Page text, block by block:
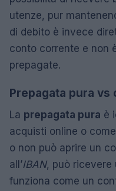
utenze, pur
di debito è invece
conto corrente e non
prepagate.
Prepagata pura vs
La prepagata pura è
acquisti online o
o non può aprire un
all’IBAN, può ricevere
funziona come un